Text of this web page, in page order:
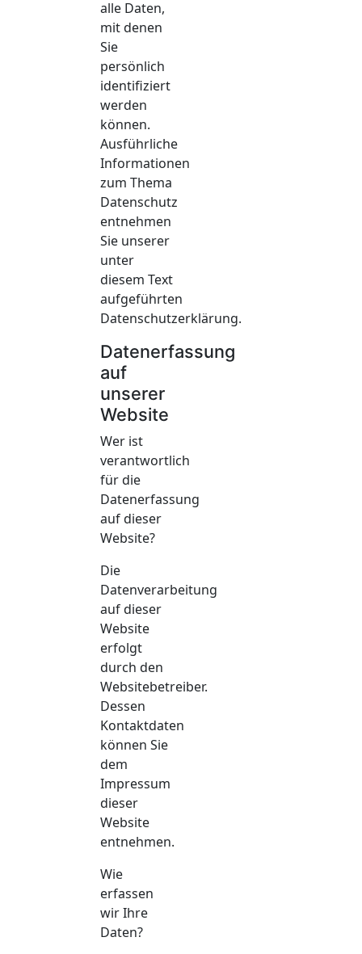
alle Daten,
mit denen
Sie
persönlich
identifiziert
werden
können.
Ausführliche
Informationen
zum Thema
Datenschutz
entnehmen
Sie unserer
unter
diesem Text
aufgeführten
Datenschutzerklärung.
Datenerfassung
auf
unserer
Website
Wer ist
verantwortlich
für die
Datenerfassung
auf dieser
Website?
Die
Datenverarbeitung
auf dieser
Website
erfolgt
durch den
Websitebetreiber.
Dessen
Kontaktdaten
können Sie
dem
Impressum
dieser
Website
entnehmen.
Wie
erfassen
wir Ihre
Daten?